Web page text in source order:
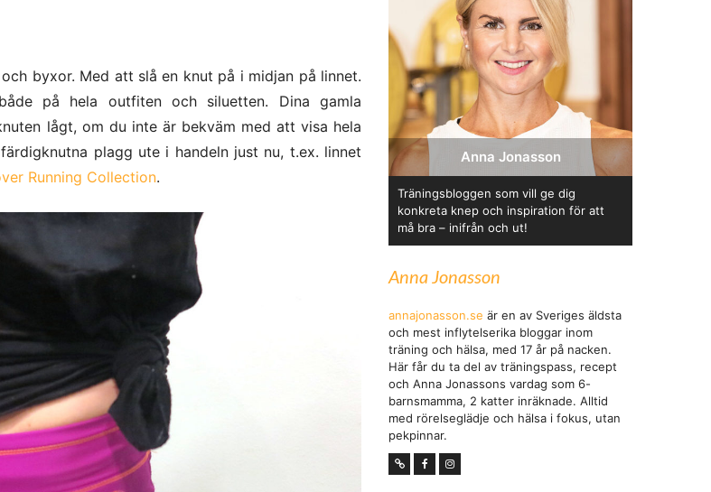
byxor. Med att slå en knut på i midjan på linnet.
på hela outfiten och siluetten. Dina gamla
lågt, om du inte är bekväm med att visa hela
plagg ute i handeln just nu, t.ex. linnet
Running Collection.
Anna Jonasson
Träningsbloggen som vill ge dig
konkreta knep och inspiration för att
må bra – inifrån och ut!
Anna Jonasson
annajonasson.se är en av Sveriges äldsta
och mest inflytelserika bloggar inom
träning och hälsa, med 17 år på nacken.
Här får du ta del av träningspass, recept
och Anna Jonassons vardag som 6-
barnsmamma, 2 katter inräknade. Alltid
med rörelseglädje och hälsa i fokus, utan
pekpinnar.